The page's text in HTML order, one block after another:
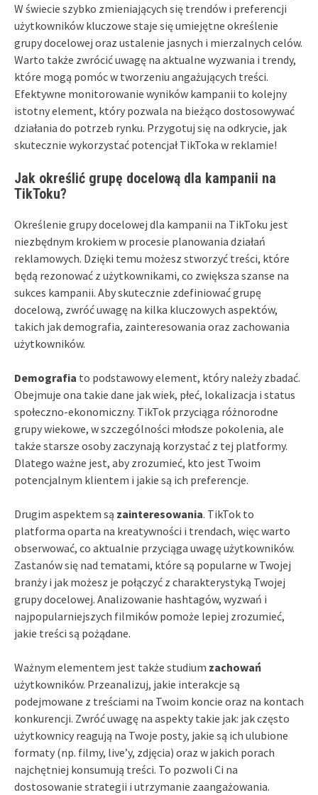
W świecie szybko zmieniających się trendów i preferencji
użytkowników kluczowe staje się umiejętne określenie
grupy docelowej oraz ustalenie jasnych i mierzalnych celów.
Warto także zwrócić uwagę na aktualne wyzwania i trendy,
które mogą pomóc w tworzeniu angażujących treści.
Efektywne monitorowanie wyników kampanii to kolejny
istotny element, który pozwala na bieżąco dostosowywać
działania do potrzeb rynku. Przygotuj się na odkrycie, jak
skutecznie wykorzystać potencjał TikToka w reklamie!
Jak określić grupę docelową dla kampanii na
TikToku?
Określenie grupy docelowej dla kampanii na TikToku jest
niezbędnym krokiem w procesie planowania działań
reklamowych. Dzięki temu możesz stworzyć treści, które
będą rezonować z użytkownikami, co zwiększa szanse na
sukces kampanii. Aby skutecznie zdefiniować grupę
docelową, zwróć uwagę na kilka kluczowych aspektów,
takich jak demografia, zainteresowania oraz zachowania
użytkowników.
Demografia to podstawowy element, który należy zbadać.
Obejmuje ona takie dane jak wiek, płeć, lokalizacja i status
społeczno-ekonomiczny. TikTok przyciąga różnorodne
grupy wiekowe, w szczególności młodsze pokolenia, ale
także starsze osoby zaczynają korzystać z tej platformy.
Dlatego ważne jest, aby zrozumieć, kto jest Twoim
potencjalnym klientem i jakie są ich preferencje.
Drugim aspektem są zainteresowania. TikTok to
platforma oparta na kreatywności i trendach, więc warto
obserwować, co aktualnie przyciąga uwagę użytkowników.
Zastanów się nad tematami, które są popularne w Twojej
branży i jak możesz je połączyć z charakterystyką Twojej
grupy docelowej. Analizowanie hashtagów, wyzwań i
najpopularniejszych filmików pomoże lepiej zrozumieć,
jakie treści są pożądane.
Ważnym elementem jest także studium zachowań
użytkowników. Przeanalizuj, jakie interakcje są
podejmowane z treściami na Twoim koncie oraz na kontach
konkurencji. Zwróć uwagę na aspekty takie jak: jak często
użytkownicy reagują na Twoje posty, jakie są ich ulubione
formaty (np. filmy, live’y, zdjęcia) oraz w jakich porach
najchętniej konsumują treści. To pozwoli Ci na
dostosowanie strategii i utrzymanie zaangażowania.